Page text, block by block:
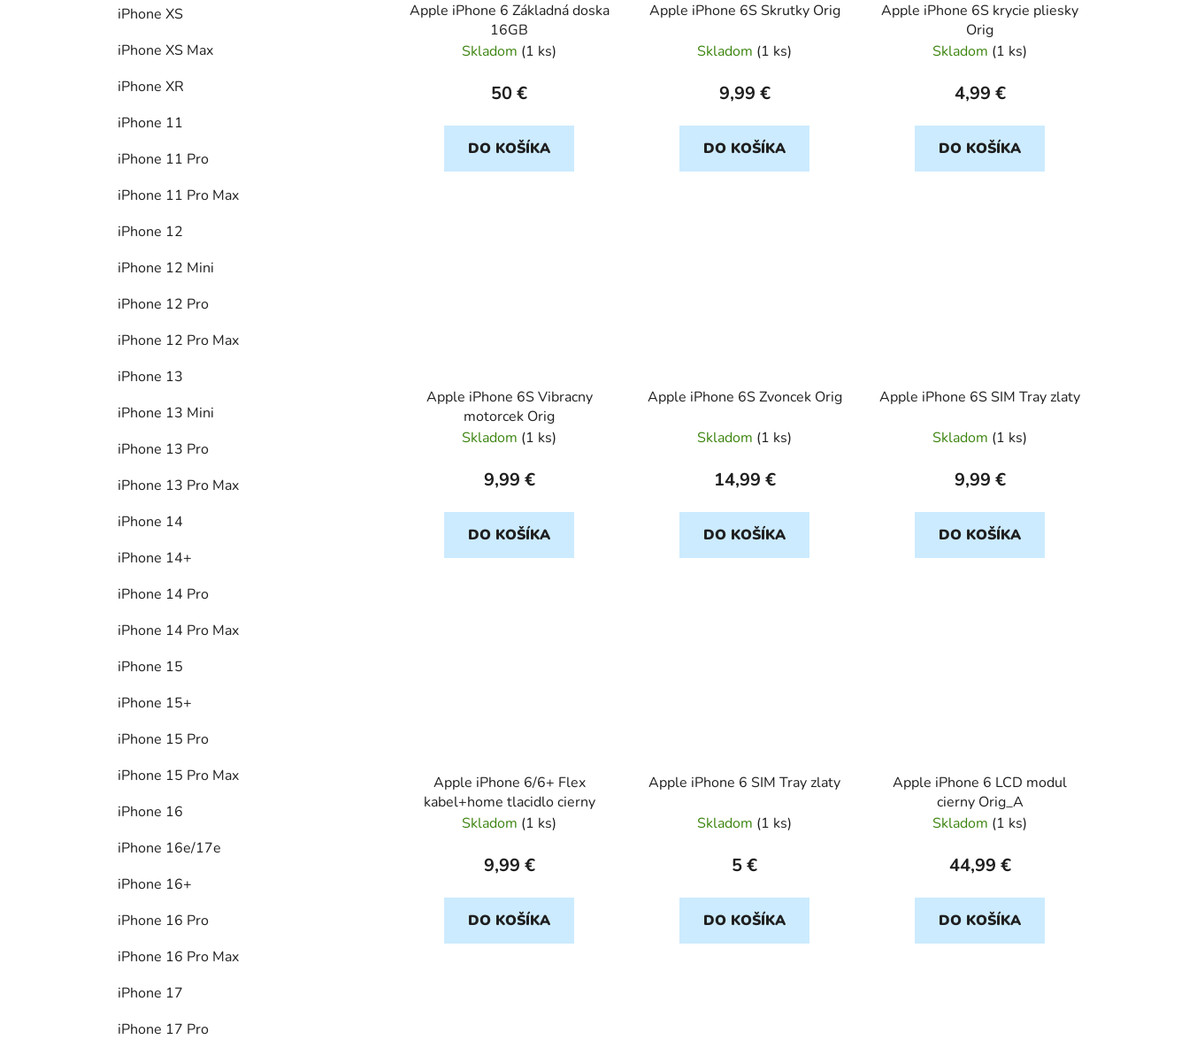
iPhone XS
iPhone XS Max
iPhone XR
iPhone 11
iPhone 11 Pro
iPhone 11 Pro Max
iPhone 12
iPhone 12 Mini
iPhone 12 Pro
iPhone 12 Pro Max
iPhone 13
iPhone 13 Mini
iPhone 13 Pro
iPhone 13 Pro Max
iPhone 14
iPhone 14+
iPhone 14 Pro
iPhone 14 Pro Max
iPhone 15
iPhone 15+
iPhone 15 Pro
iPhone 15 Pro Max
iPhone 16
iPhone 16e/17e
iPhone 16+
iPhone 16 Pro
iPhone 16 Pro Max
iPhone 17
iPhone 17 Pro
Apple iPhone 6 Základná doska
16GB
Skladom (1 ks)
50 €
DO KOŠÍKA
Apple iPhone 6S Skrutky Orig
Skladom (1 ks)
9,99 €
DO KOŠÍKA
Apple iPhone 6S krycie pliesky
Orig
Skladom (1 ks)
4,99 €
DO KOŠÍKA
Apple iPhone 6S Vibracny
motorcek Orig
Skladom (1 ks)
9,99 €
DO KOŠÍKA
Apple iPhone 6S Zvoncek Orig
Skladom (1 ks)
14,99 €
DO KOŠÍKA
Apple iPhone 6S SIM Tray zlaty
Skladom (1 ks)
9,99 €
DO KOŠÍKA
Apple iPhone 6/6+ Flex
kabel+home tlacidlo cierny
Skladom (1 ks)
9,99 €
DO KOŠÍKA
Apple iPhone 6 SIM Tray zlaty
Skladom (1 ks)
5 €
DO KOŠÍKA
Apple iPhone 6 LCD modul
cierny Orig_A
Skladom (1 ks)
44,99 €
DO KOŠÍKA